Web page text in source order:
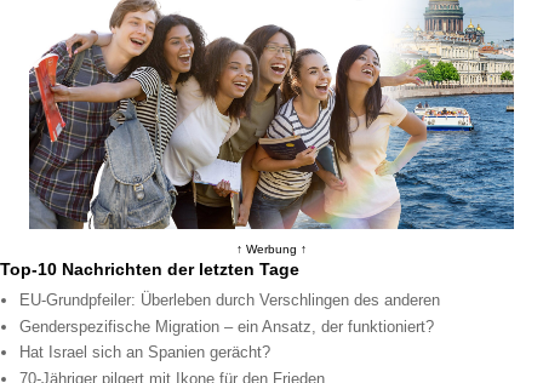
↑ Werbung ↑
Top-10 Nachrichten der letzten Tage
EU-Grundpfeiler: Überleben durch Verschlingen des anderen
Genderspezifische Migration – ein Ansatz, der funktioniert?
Hat Israel sich an Spanien gerächt?
70-Jähriger pilgert mit Ikone für den Frieden